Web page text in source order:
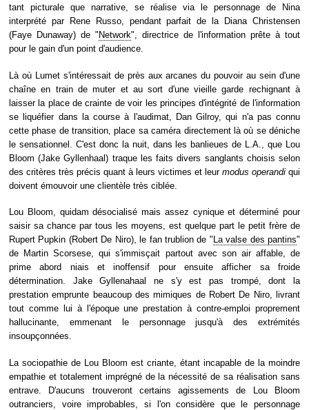
tant picturale que narrative, se réalise via le personnage de Nina
interprété par Rene Russo, pendant parfait de la Diana Christensen
(Faye Dunaway) de " Network", directrice de l'information prête à tout
pour le gain d'un point d'audience.
Là où Lumet s'intéressait de près aux arcanes du pouvoir au sein d'une
chaîne en train de muter et au sort d'une vieille garde rechignant à
laisser la place de crainte de voir les principes d'intégrité de l'information
se liquéfier dans la course à l'audimat, Dan Gilroy, qui n'a pas connu
cette phase de transition, place sa caméra directement là où se déniche
le sensationnel. C'est donc la nuit, dans les banlieues de L.A., que Lou
Bloom (Jake Gyllenhaal) traque les faits divers sanglants choisis selon
des critères très précis quant à leurs victimes et leur modus operandi qui
doivent émouvoir une clientèle très ciblée.
Lou Bloom, quidam désocialisé mais assez cynique et déterminé pour
saisir sa chance par tous les moyens, est quelque part le petit frère de
Rupert Pupkin (Robert De Niro), le fan trublion de " La valse des pantins"
de Martin Scorsese, qui s'immisçait partout avec son air affable, de
prime abord niais et inoffensif pour ensuite afficher sa froide
détermination. Jake Gyllenahaal ne s'y est pas trompé, dont la
prestation emprunte beaucoup des mimiques de Robert De Niro, livrant
tout comme lui à l'époque une prestation à contre-emploi proprement
hallucinante, emmenant le personnage jusqu'à des extrémités
insoupçonnées.
La sociopathie de Lou Bloom est criante, étant incapable de la moindre
empathie et totalement imprégné de la nécessité de sa réalisation sans
entrave. D'aucuns trouveront certains agissements de Lou Bloom
outranciers, voire improbables, si l'on considère que le personnage